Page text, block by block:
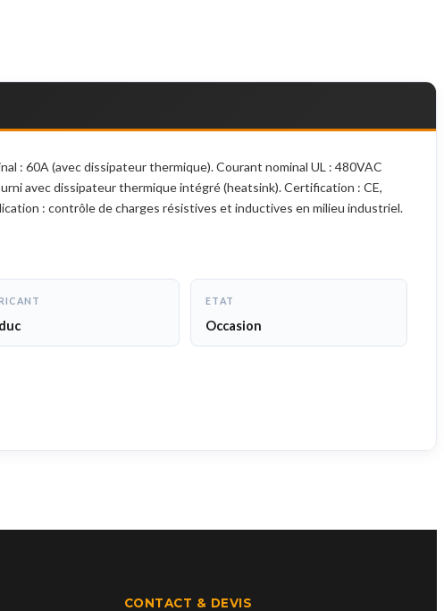
: 60A (avec dissipateur thermique). Courant nominal UL : 480VAC
avec dissipateur thermique intégré (heatsink). Certification : CE,
: contrôle de charges résistives et inductives en milieu industriel.
ETAT
Occasion
CONTACT & DEVIS